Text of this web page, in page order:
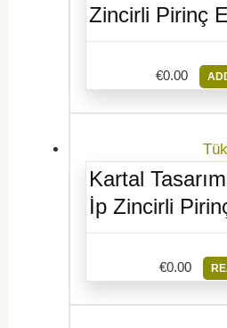
Zincirli Pirinç
€0.00
Kartal
İp Zincirli
€0.00